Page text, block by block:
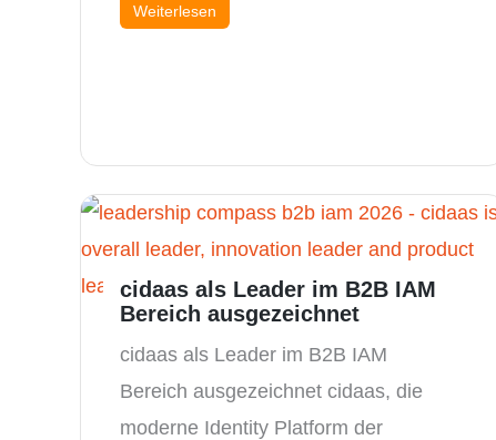
Weiterlesen
cidaas als Leader im B2B IAM
Bereich ausgezeichnet
cidaas als Leader im B2B IAM
Bereich ausgezeichnet cidaas, die
moderne Identity Platform der